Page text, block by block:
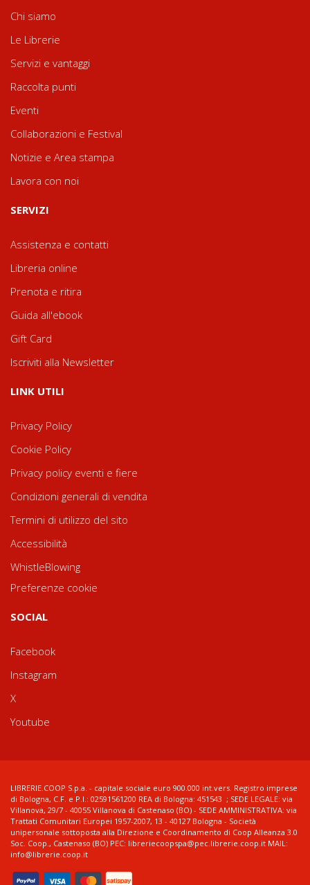
Chi siamo
Le Librerie
Servizi e vantaggi
Raccolta punti
Eventi
Collaborazioni e Festival
Notizie e Area stampa
Lavora con noi
SERVIZI
Assistenza e contatti
Libreria online
Prenota e ritira
Guida all'ebook
Gift Card
Iscriviti alla Newsletter
LINK UTILI
Privacy Policy
Cookie Policy
Privacy policy eventi e fiere
Condizioni generali di vendita
Termini di utilizzo del sito
Accessibilità
WhistleBlowing
Preferenze cookie
SOCIAL
Facebook
Instagram
X
Youtube
LIBRERIE.COOP S.p.a. - capitale sociale euro 900.000 int.vers. Registro imprese
di Bologna, C.F. e P.I.: 02591561200 REA di Bologna: 451543 ; SEDE LEGALE: via
Villanova, 29/7 - 40055 Villanova di Castenaso (BO) - SEDE AMMINISTRATIVA: via
Trattati Comunitari Europei 1957-2007, 13 - 40127 Bologna - Società
unipersonale sottoposta alla Direzione e Coordinamento di Coop Alleanza 3.0
Soc. Coop., Castenaso (BO) PEC: libreriecoopspa@pec.librerie.coop.it MAIL:
info@librerie.coop.it